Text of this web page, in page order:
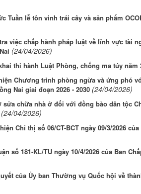
Tuần lễ tôn vinh trái cây và sản phẩm
việc chấp hành pháp luật về lĩnh vực tài
(24/04/2026)
thi hành Luật Phòng, chống ma túy năm
Chương trình phòng ngừa và ứng phó
Nai giai đoạn 2026 - 2030 (24/04/2026)
sửa chữa nhà ở đối với đồng bào dân tộc
(24/04/2026)
Chỉ thị số 06/CT-BCT ngày 09/3/2026
số 181-KL/TU ngày 10/4/2026 của Ban
của Ủy ban Thường vụ Quốc hội về